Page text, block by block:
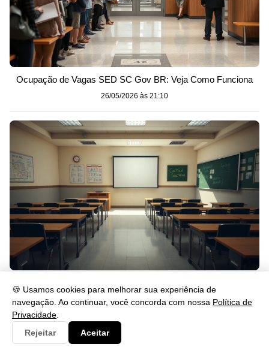
🍪 Usamos cookies para melhorar sua experiência de
navegação. Ao continuar, você concorda com nossa Política de
Privacidade
Rejeitar
Aceitar
Ocupação de Vagas SED SC Gov BR: Veja Como Funciona
26/05/2026 às 21:10
26/05/2026 às 21:05
Mais Recentes